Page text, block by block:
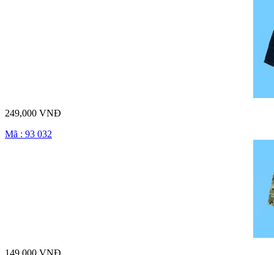
249,000 VNĐ
Mã : 93 032
149,000 VNĐ